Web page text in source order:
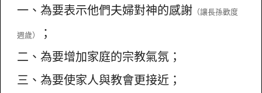
一、為要表示他們夫婦對神的感謝 （讓長孫歡度
週歲）
；
二、為要增加家庭的宗教氣氛；
三、為要使家人與教會更接近；